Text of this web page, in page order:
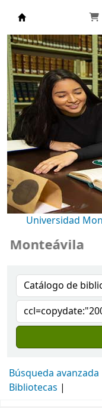
Biblioteca
Universidad
Búsqueda avanzada
Bibliotecas